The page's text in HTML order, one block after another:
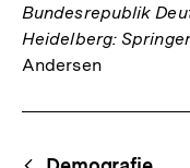
Bundesrepublik
Heidelberg:
Andersen
Content-